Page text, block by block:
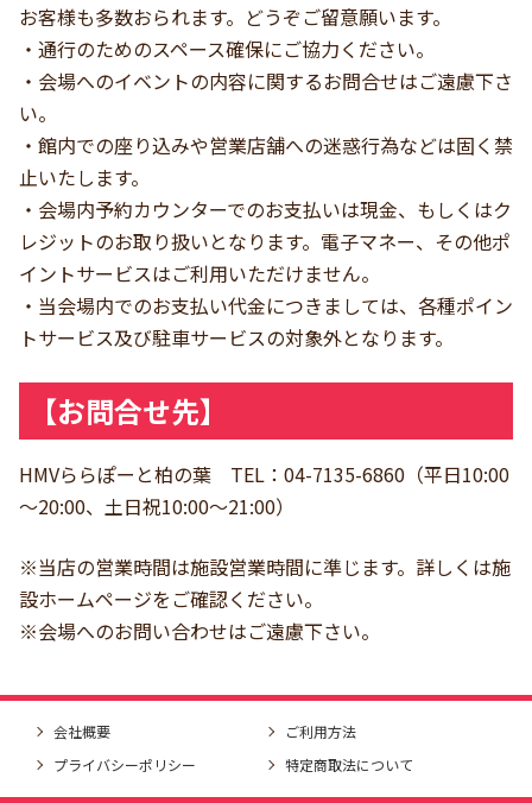
お客様も多数おられます。どうぞご留意願います。
・通行のためのスペース確保にご協力ください。
・会場へのイベントの内容に関するお問合せはご遠慮下さ
い。
・館内での座り込みや営業店舗への迷惑行為などは固く禁
止いたします。
・会場内予約カウンターでのお支払いは現金、もしくはク
レジットのお取り扱いとなります。電子マネー、その他ポ
イントサービスはご利用いただけません。
・当会場内でのお支払い代金につきましては、各種ポイン
トサービス及び駐車サービスの対象外となります。
【お問合せ先】
HMVららぽーと柏の葉 TEL：04-7135-6860（平日10:00
～20:00、土日祝10:00～21:00）
※当店の営業時間は施設営業時間に準じます。詳しくは施
設ホームページをご確認ください。
※会場へのお問い合わせはご遠慮下さい。
会社概要
ご利用方法
プライバシーポリシー
特定商取法について